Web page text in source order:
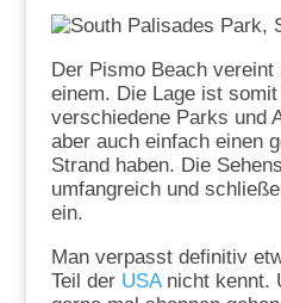
Der Pismo Beach
einem. Die Lage ist
verschiedene Parks und
aber auch einfach einen
Strand haben. Die
umfangreich und
ein.
Man verpasst definitiv
Teil der USAnicht kennt.